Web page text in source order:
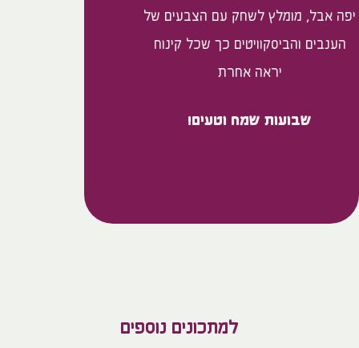
יפה אבל, מומלץ לשחק עם הצבעים של
הענבים והביסקוויטים כך שכל קינוח
יראה אחרת
שבועות שמח וטעים!
למתכונים נוספים